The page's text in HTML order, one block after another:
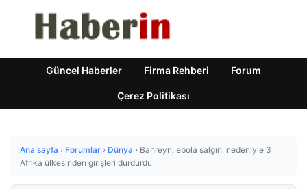
Güncel Haberler Firma Rehberi Forum
Çerez Politikası
Ana sayfa › Forumlar › Dünya › Bahreyn, ebola salgını nedeniyle 3
Afrika ülkesinden girişleri durdurdu